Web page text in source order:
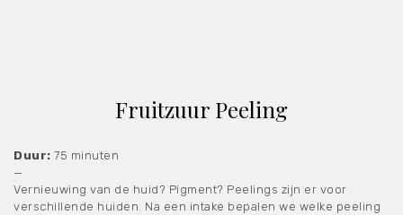
Fruitzuur Peeling
Duur: 75 minuten
—
Vernieuwing van de huid? Pigment? Peelings zijn er voor
verschillende huiden. Na een intake bepalen we welke peeling